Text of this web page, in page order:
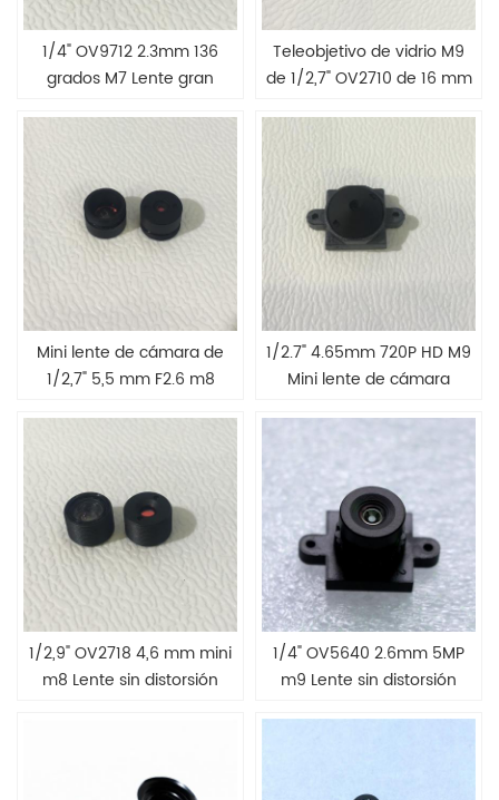
1/4" OV9712 2.3mm 136
grados M7 Lente gran
Teleobjetivo de vidrio M9
de 1/2,7" OV2710 de 16 mm
Mini lente de cámara de
1/2,7" 5,5 mm F2.6 m8
1/2.7" 4.65mm 720P HD M9
Mini lente de cámara
1/2,9" OV2718 4,6 mm mini
m8 Lente sin distorsión
1/4" OV5640 2.6mm 5MP
m9 Lente sin distorsión